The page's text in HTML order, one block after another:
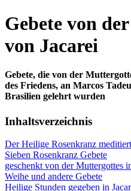
Gebete von
von Jacarei
Gebete, die von der
des Friedens, an Marcos
Brasilien gelehrt wurden
Inhaltsverzeichnis
Der Heilige Rosenkranz meditiert
Sieben Rosenkranz Gebete
geschenkt von der Muttergottes
Weihe und andere Gebete
Heilige Stunden gegeben in